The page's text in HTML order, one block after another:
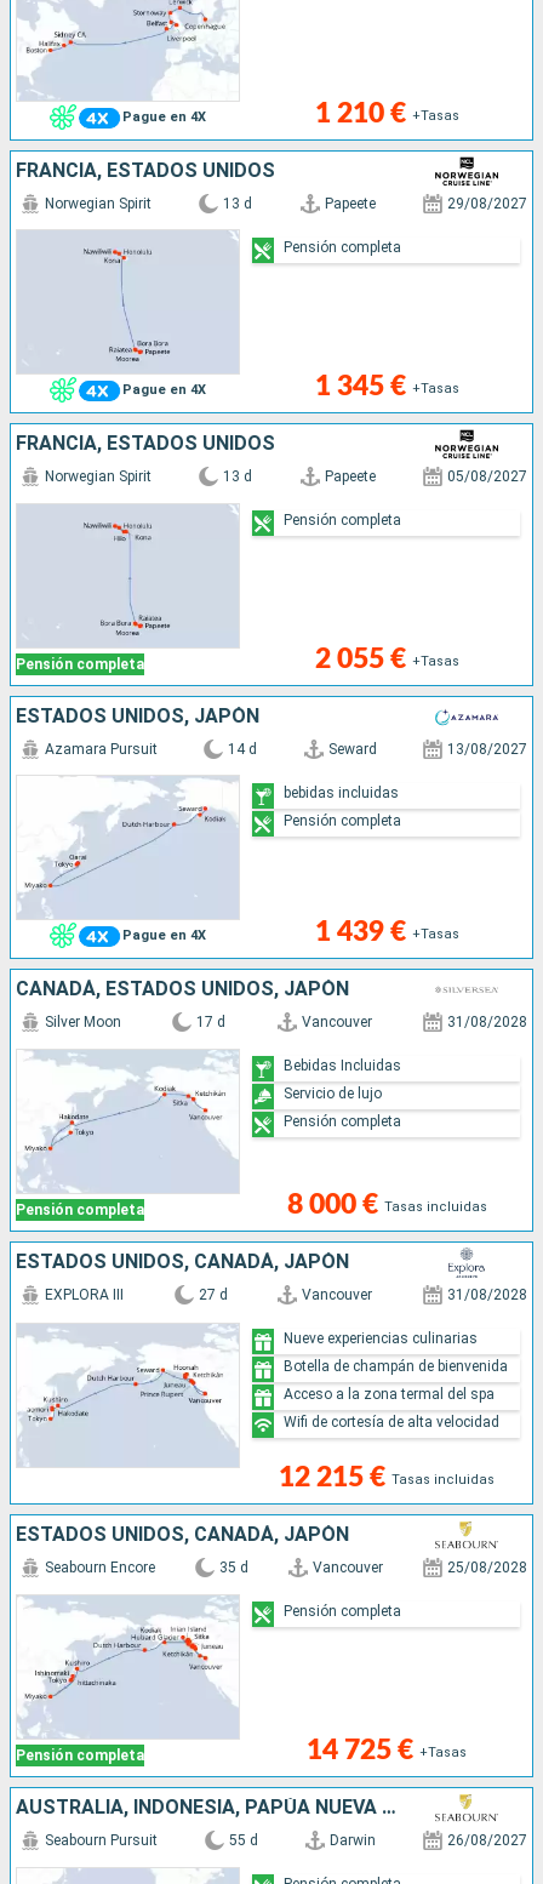
Pague en 4X 1 210 € +Tasas
FRANCIA, ESTADOS UNIDOS
Pague en 4X
Norwegian Spirit 13 d Papeete 29/08/2027
1 345 € +Tasas
Pensión completa
FRANCIA, ESTADOS UNIDOS
Pensión completa
Norwegian Spirit 13 d Papeete 05/08/2027
2 055 € +Tasas
Pensión completa
ESTADOS UNIDOS, JAPÓN
Pague en 4X
Azamara Pursuit 14 d Seward 13/08/2027
1 439 € +Tasas
bebidas incluidas
Pensión completa
CANADÁ, ESTADOS UNIDOS, JAPÓN
Pensión completa
Silver Moon 17 d Vancouver 31/08/2028
8 000 € Tasas incluidas
Bebidas Incluidas
Servicio de lujo
Pensión completa
ESTADOS UNIDOS, CANADÁ, JAPÓN
EXPLORA III 27 d Vancouver 31/08/2028
12 215 € Tasas incluidas
Nueve experiencias culinarias
Botella de champán de bienvenida
Acceso a la zona termal del spa
Wifi de cortesía de alta velocidad
ESTADOS UNIDOS, CANADÁ, JAPÓN
Pensión completa
Seabourn Encore 35 d Vancouver 25/08/2028
14 725 € +Tasas
Pensión completa
AUSTRALIA, INDONESIA, PAPÚA NUEVA GUINEA, ISLAS SALOMON, VANUATU, FIDJI (ISLAS), TONGA, SAMOA, ILES COOK, FRANCIA, REINO UNIDO, CHILE
Seabourn Pursuit 55 d Darwin 26/08/2027